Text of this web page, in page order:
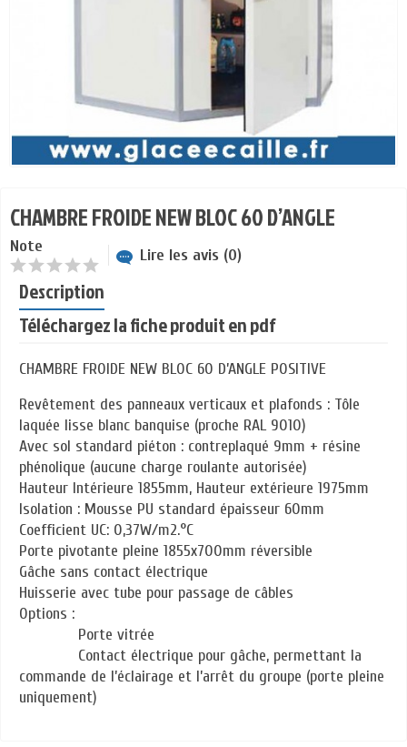
CHAMBRE FROIDE NEW BLOC 60 D’ANGLE
Note Lire les avis (0)
Description
Téléchargez la fiche produit en pdf
CHAMBRE FROIDE NEW BLOC 60 D’ANGLE POSITIVE
Revêtement des panneaux verticaux et plafonds : Tôle
laquée lisse blanc banquise (proche RAL 9010)
Avec sol standard piéton : contreplaqué 9mm + résine
phénolique (aucune charge roulante autorisée)
Hauteur Intérieure 1855mm, Hauteur extérieure 1975mm
Isolation : Mousse PU standard épaisseur 60mm
Coefficient UC: 0,37W/m2.°C
Porte pivotante pleine 1855x700mm réversible
Gâche sans contact électrique
Huisserie avec tube pour passage de câbles
Options :
Porte vitrée
Contact électrique pour gâche, permettant la
commande de l’éclairage et l’arrêt du groupe (porte pleine
uniquement)